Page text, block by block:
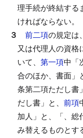
理手続が終結する
ければならない。
３ 前二項の規定は
又は代理人の資格
いて、 第一項中「
合のほか、書面」
条第二項ただし書
だし書」と、 前項
加人」と、「、総
み替えるものとす